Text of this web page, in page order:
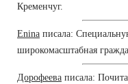
Кременчуг.
Enina писала:
широкомасштабная
Дорофеева писала: